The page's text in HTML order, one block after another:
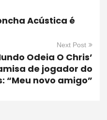
Acústica é
Next Post
Odeia O Chris’
de jogador do
“Meu novo amigo”